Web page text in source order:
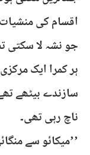
اقسام کی
جو نشہ لا سکتی
ہر کمرا ایک
سازندے بیٹھے
ناچ رہی تھی۔
’’میکائو سے